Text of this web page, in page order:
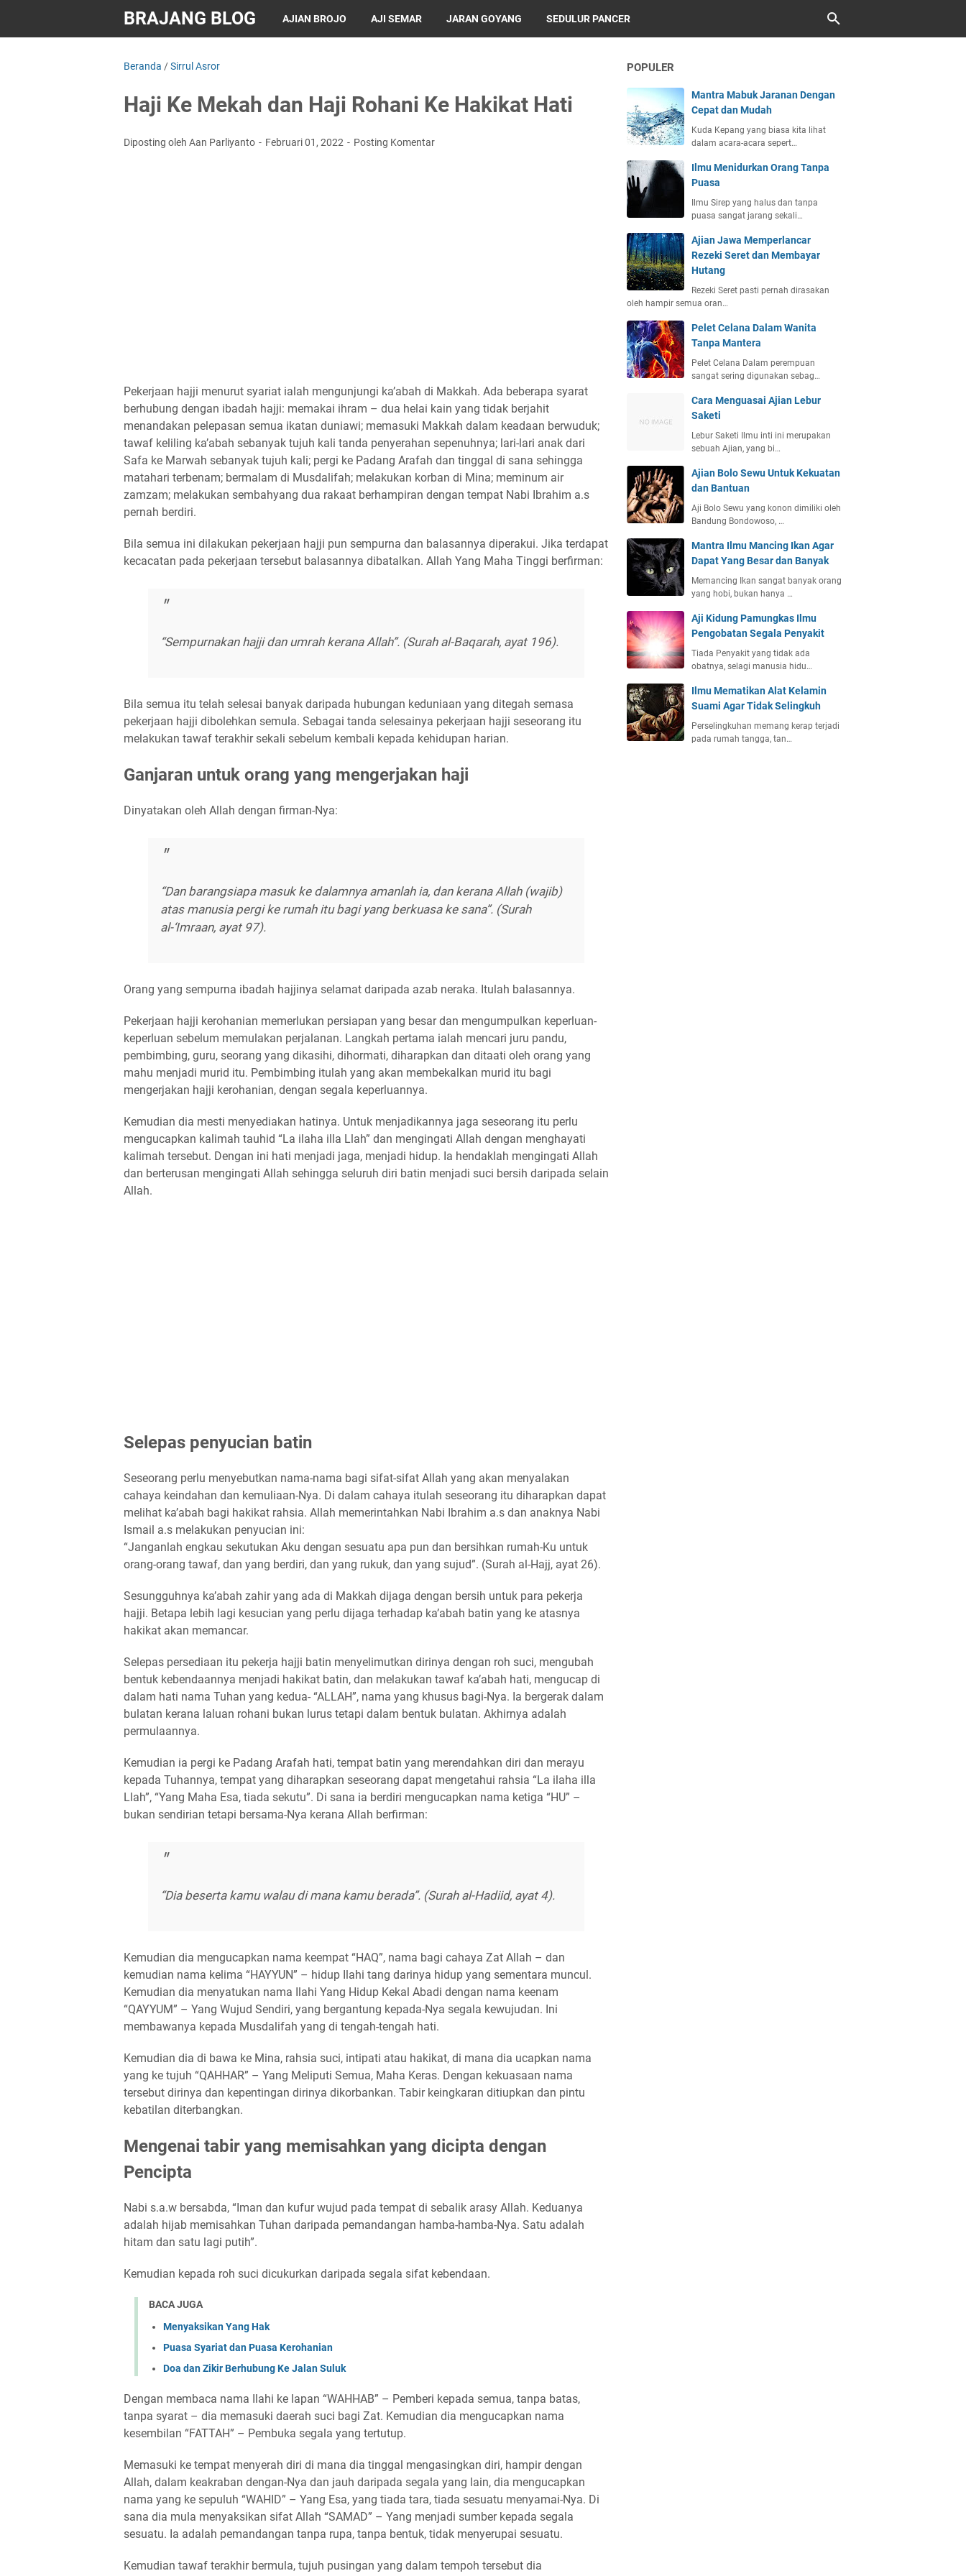
BRAJANG BLOG AJIAN BROJO AJI SEMAR JARAN GOYANG SEDULUR PANCER
Beranda /Sirrul Asror
Haji Ke Mekah dan Haji Rohani Ke Hakikat Hati
Diposting oleh Aan Parliyanto Februari 01, 2022 Posting Komentar
Pekerjaan hajji menurut syariat ialah mengunjungi ka’abah di Makkah. Ada beberapa syarat
berhubung dengan ibadah hajji: memakai ihram – dua helai kain yang tidak berjahit
menandakan pelepasan semua ikatan duniawi; memasuki Makkah dalam keadaan berwuduk;
tawaf keliling ka’abah sebanyak tujuh kali tanda penyerahan sepenuhnya; lari-lari anak dari
Safa ke Marwah sebanyak tujuh kali; pergi ke Padang Arafah dan tinggal di sana sehingga
matahari terbenam; bermalam di Musdalifah; melakukan korban di Mina; meminum air
zamzam; melakukan sembahyang dua rakaat berhampiran dengan tempat Nabi Ibrahim a.s
pernah berdiri.
Bila semua ini dilakukan pekerjaan hajji pun sempurna dan balasannya diperakui. Jika terdapat
kecacatan pada pekerjaan tersebut balasannya dibatalkan. Allah Yang Maha Tinggi berfirman:
“Sempurnakan hajji dan umrah kerana Allah”. (Surah al-Baqarah, ayat 196).
Bila semua itu telah selesai banyak daripada hubungan keduniaan yang ditegah semasa
pekerjaan hajji dibolehkan semula. Sebagai tanda selesainya pekerjaan hajji seseorang itu
melakukan tawaf terakhir sekali sebelum kembali kepada kehidupan harian.
Ganjaran untuk orang yang mengerjakan haji
Dinyatakan oleh Allah dengan firman-Nya:
“Dan barangsiapa masuk ke dalamnya amanlah ia, dan kerana Allah (wajib)
atas manusia pergi ke rumah itu bagi yang berkuasa ke sana”. (Surah
al-‘Imraan, ayat 97).
Orang yang sempurna ibadah hajjinya selamat daripada azab neraka. Itulah balasannya.
Pekerjaan hajji kerohanian memerlukan persiapan yang besar dan mengumpulkan keperluan-
keperluan sebelum memulakan perjalanan. Langkah pertama ialah mencari juru pandu,
pembimbing, guru, seorang yang dikasihi, dihormati, diharapkan dan ditaati oleh orang yang
mahu menjadi murid itu. Pembimbing itulah yang akan membekalkan murid itu bagi
mengerjakan hajji kerohanian, dengan segala keperluannya.
Kemudian dia mesti menyediakan hatinya. Untuk menjadikannya jaga seseorang itu perlu
mengucapkan kalimah tauhid “La ilaha illa Llah” dan mengingati Allah dengan menghayati
kalimah tersebut. Dengan ini hati menjadi jaga, menjadi hidup. Ia hendaklah mengingati Allah
dan berterusan mengingati Allah sehingga seluruh diri batin menjadi suci bersih daripada selain
Allah.
Selepas penyucian batin
Seseorang perlu menyebutkan nama-nama bagi sifat-sifat Allah yang akan menyalakan
cahaya keindahan dan kemuliaan-Nya. Di dalam cahaya itulah seseorang itu diharapkan dapat
melihat ka’abah bagi hakikat rahsia. Allah memerintahkan Nabi Ibrahim a.s dan anaknya Nabi
Ismail a.s melakukan penyucian ini:
“Janganlah engkau sekutukan Aku dengan sesuatu apa pun dan bersihkan rumah-Ku untuk
orang-orang tawaf, dan yang berdiri, dan yang rukuk, dan yang sujud”. (Surah al-Hajj, ayat 26).
Sesungguhnya ka’abah zahir yang ada di Makkah dijaga dengan bersih untuk para pekerja
hajji. Betapa lebih lagi kesucian yang perlu dijaga terhadap ka’abah batin yang ke atasnya
hakikat akan memancar.
Selepas persediaan itu pekerja hajji batin menyelimutkan dirinya dengan roh suci, mengubah
bentuk kebendaannya menjadi hakikat batin, dan melakukan tawaf ka’abah hati, mengucap di
dalam hati nama Tuhan yang kedua- “ALLAH”, nama yang khusus bagi-Nya. Ia bergerak dalam
bulatan kerana laluan rohani bukan lurus tetapi dalam bentuk bulatan. Akhirnya adalah
permulaannya.
Kemudian ia pergi ke Padang Arafah hati, tempat batin yang merendahkan diri dan merayu
kepada Tuhannya, tempat yang diharapkan seseorang dapat mengetahui rahsia “La ilaha illa
Llah”, “Yang Maha Esa, tiada sekutu”. Di sana ia berdiri mengucapkan nama ketiga “HU” –
bukan sendirian tetapi bersama-Nya kerana Allah berfirman:
“Dia beserta kamu walau di mana kamu berada”. (Surah al-Hadiid, ayat 4).
Kemudian dia mengucapkan nama keempat “HAQ”, nama bagi cahaya Zat Allah – dan
kemudian nama kelima “HAYYUN” – hidup Ilahi tang darinya hidup yang sementara muncul.
Kemudian dia menyatukan nama Ilahi Yang Hidup Kekal Abadi dengan nama keenam
“QAYYUM” – Yang Wujud Sendiri, yang bergantung kepada-Nya segala kewujudan. Ini
membawanya kepada Musdalifah yang di tengah-tengah hati.
Kemudian dia di bawa ke Mina, rahsia suci, intipati atau hakikat, di mana dia ucapkan nama
yang ke tujuh “QAHHAR” – Yang Meliputi Semua, Maha Keras. Dengan kekuasaan nama
tersebut dirinya dan kepentingan dirinya dikorbankan. Tabir keingkaran ditiupkan dan pintu
kebatilan diterbangkan.
Mengenai tabir yang memisahkan yang dicipta dengan
Pencipta
Nabi s.a.w bersabda, “Iman dan kufur wujud pada tempat di sebalik arasy Allah. Keduanya
adalah hijab memisahkan Tuhan daripada pemandangan hamba-hamba-Nya. Satu adalah
hitam dan satu lagi putih”.
Kemudian kepada roh suci dicukurkan daripada segala sifat kebendaan.
BACA JUGA
Menyaksikan Yang Hak
Puasa Syariat dan Puasa Kerohanian
Doa dan Zikir Berhubung Ke Jalan Suluk
Dengan membaca nama Ilahi ke lapan “WAHHAB” – Pemberi kepada semua, tanpa batas,
tanpa syarat – dia memasuki daerah suci bagi Zat. Kemudian dia mengucapkan nama
kesembilan “FATTAH” – Pembuka segala yang tertutup.
Memasuki ke tempat menyerah diri di mana dia tinggal mengasingkan diri, hampir dengan
Allah, dalam keakraban dengan-Nya dan jauh daripada segala yang lain, dia mengucapkan
nama yang ke sepuluh “WAHID” – Yang Esa, yang tiada tara, tiada sesuatu menyamai-Nya. Di
sana dia mula menyaksikan sifat Allah “SAMAD” – Yang menjadi sumber kepada segala
sesuatu. Ia adalah pemandangan tanpa rupa, tanpa bentuk, tidak menyerupai sesuatu.
Kemudian tawaf terakhir bermula, tujuh pusingan yang dalam tempoh tersebut dia
POPULER
Mantra Mabuk Jaranan Dengan
Cepat dan Mudah
Kuda Kepang yang biasa kita lihat
dalam acara-acara sepert…
Ilmu Menidurkan Orang Tanpa
Puasa
Ilmu Sirep yang halus dan tanpa
puasa sangat jarang sekali…
Ajian Jawa Memperlancar
Rezeki Seret dan Membayar
Hutang
Rezeki Seret pasti pernah dirasakan
oleh hampir semua oran…
Pelet Celana Dalam Wanita
Tanpa Mantera
Pelet Celana Dalam perempuan
sangat sering digunakan sebag…
Cara Menguasai Ajian Lebur
Saketi
Lebur Saketi Ilmu inti ini merupakan
sebuah Ajian, yang bi…
Ajian Bolo Sewu Untuk Kekuatan
dan Bantuan
Aji Bolo Sewu yang konon dimiliki oleh
Bandung Bondowoso, …
Mantra Ilmu Mancing Ikan Agar
Dapat Yang Besar dan Banyak
Memancing Ikan sangat banyak orang
yang hobi, bukan hanya …
Aji Kidung Pamungkas Ilmu
Pengobatan Segala Penyakit
Tiada Penyakit yang tidak ada
obatnya, selagi manusia hidu…
Ilmu Mematikan Alat Kelamin
Suami Agar Tidak Selingkuh
Perselingkuhan memang kerap terjadi
pada rumah tangga, tan…